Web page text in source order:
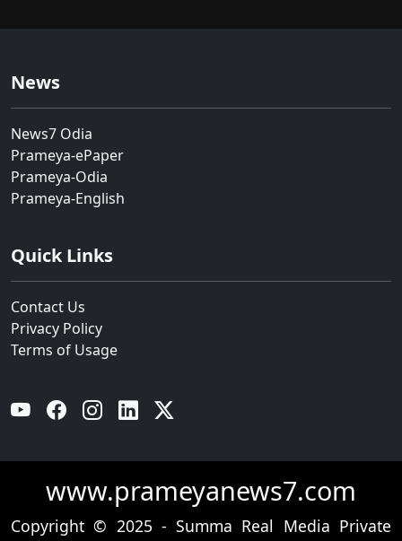
News
News7 Odia
Prameya-ePaper
Prameya-Odia
Prameya-English
Quick Links
Contact Us
Privacy Policy
Terms of Usage
YouTube Facebook Instagram Linkedin
www.prameyanews7.com
Copyright © 2025 - Summa Real Media Private